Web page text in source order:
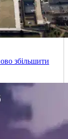
збільшити